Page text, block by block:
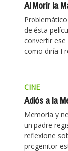
Al Morir la
de ésta
convertir
como diría
CINE
Adiós a la
Memoria y
un padre
reflexione
progenitor